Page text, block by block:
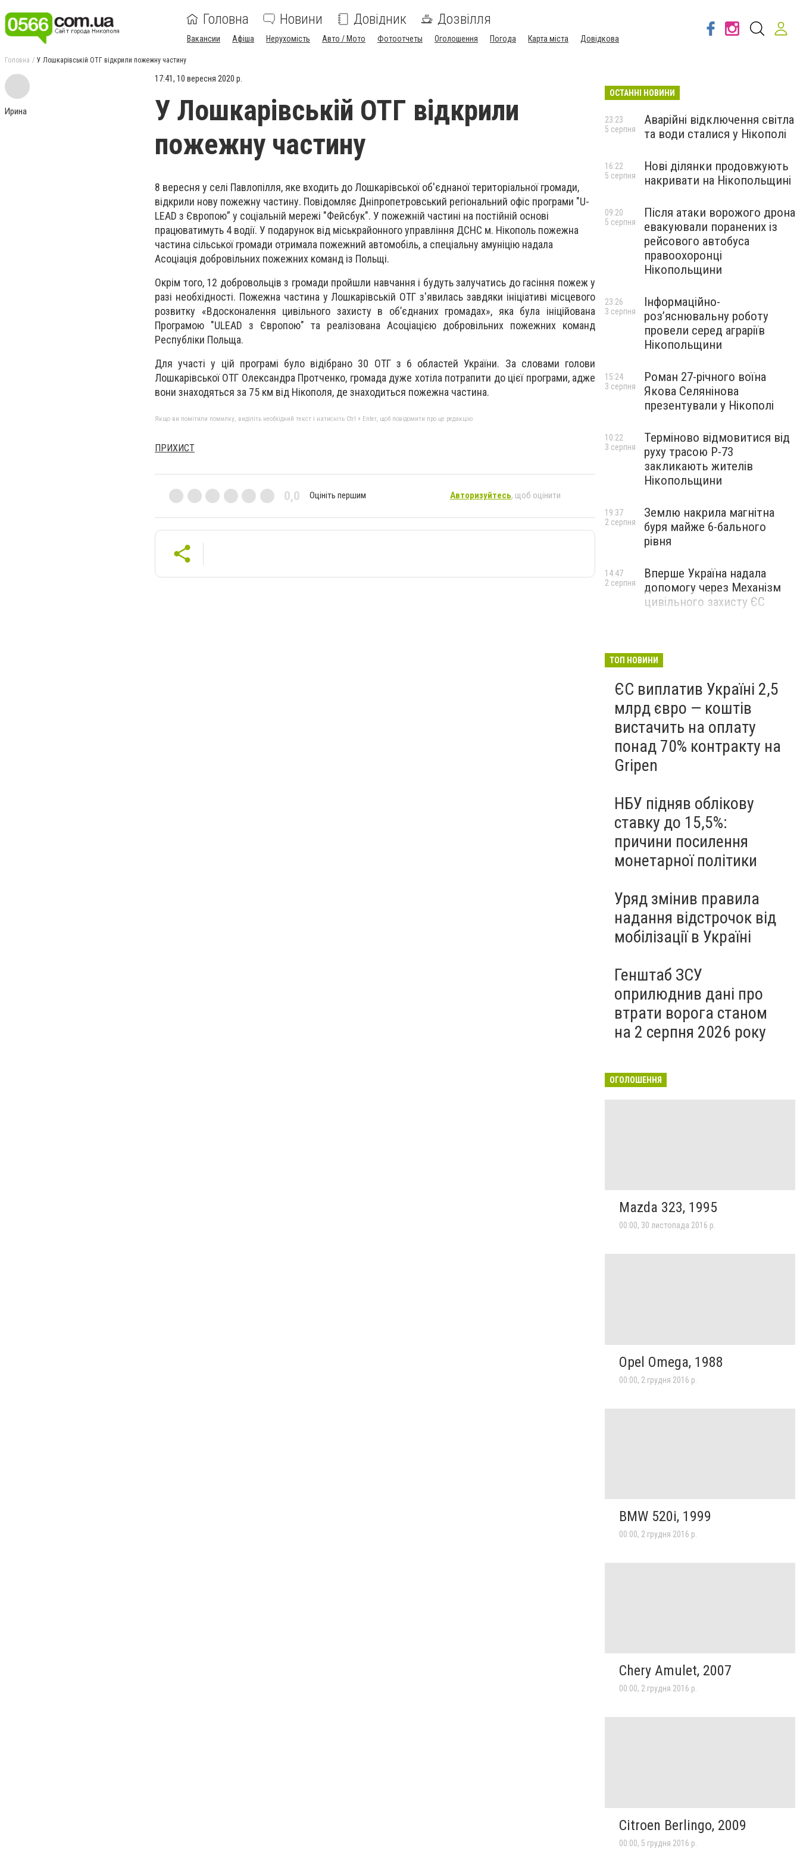
Головна Новини Довідник Дозвілля
Вакансии Афіша Нерухомість Авто / Мото Фотоотчеты Оголошення Погода Карта міста Довідкова
Головна У Лошкарівській ОТГ відкрили пожежну частину
Ирина
17:41, 10 вересня 2020 р.
У Лошкарівській ОТГ відкрили
пожежну частину
8 вересня у селі Павлопілля, яке входить до Лошкарівської об'єднаної територіальної громади,
відкрили нову пожежну частину. Повідомляє Дніпропетровський регіональний офіс програми "U-
LEAD з Європою” у соціальній мережі "Фейсбук". У пожежній частині на постійній основі
працюватимуть 4 водії. У подарунок від міськрайонного управління ДСНС м. Нiкополь пожежна
частина сільської громади отримала пожежний автомобіль, а спеціальну амуніцію надала
Асоцiацiя добровільних пожежних команд із Польщі.
Окрім того, 12 добровольців з громади пройшли навчання і будуть залучатись до гасіння пожеж у
разі необхідності. Пожежна частина у Лошкарівській ОТГ з'явилась завдяки ініціативі місцевого
розвитку «Вдосконалення цивільного захисту в об’єднаних громадах», яка була ініційована
Програмою "ULEAD з Європою" та реалізована Асоціацією добровільних пожежних команд
Республіки Польща.
Для участі у цій програмі було відібрано 30 ОТГ з 6 областей України. За словами голови
Лошкарівської ОТГ Олександра Протченко, громада дуже хотіла потрапити до цієї програми, адже
вони знаходяться за 75 км від Нікополя, де знаходиться пожежна частина.
Якщо ви помітили помилку, виділіть необхідний текст і натисніть Ctrl + Enter, щоб повідомити про це редакцію
ПРИХИСТ
0,0 Оцініть першим Авторизуйтесь, щоб оцінити
ОСТАННІ НОВИНИ
Аварійні відключення світла
та води сталися у Нікополі
23:23
5 серпня
Нові ділянки продовжують
накривати на Нікопольщині
16:22
5 серпня
Після атаки ворожого дрона
евакуювали поранених із
рейсового автобуса
правоохоронці
Нікопольщини
09:20
5 серпня
Інформаційно-
роз’яснювальну роботу
провели серед аграріїв
Нікопольщини
23:26
3 серпня
Роман 27-річного воїна
Якова Селянінова
презентували у Нікополі
15:24
3 серпня
Терміново відмовитися від
руху трасою Р-73
закликають жителів
Нікопольщини
10:22
3 серпня
Землю накрила магнітна
буря майже 6-бального
рівня
19:37
2 серпня
Вперше Україна надала
допомогу через Механізм
цивільного захисту ЄС
14:47
2 серпня
ТОП НОВИНИ
ЄС виплатив Україні 2,5
млрд євро — коштів
вистачить на оплату
понад 70% контракту на
Gripen
НБУ підняв облікову
ставку до 15,5%:
причини посилення
монетарної політики
Уряд змінив правила
надання відстрочок від
мобілізації в Україні
Генштаб ЗСУ
оприлюднив дані про
втрати ворога станом
на 2 серпня 2026 року
ОГОЛОШЕННЯ
Mazda 323, 1995
00:00, 30 листопада 2016 р.
Opel Omega, 1988
00:00, 2 грудня 2016 р.
BMW 520i, 1999
00:00, 2 грудня 2016 р.
Chery Amulet, 2007
00:00, 2 грудня 2016 р.
Citroen Berlingo, 2009
00:00, 5 грудня 2016 р.